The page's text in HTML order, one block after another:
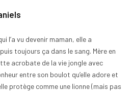
l’a vu devenir maman, elle a
toujours ça dans le sang. Mère en
acrobate de la vie jongle avec
entre son boulot qu’elle adore et
protège comme une lionne (mais pas